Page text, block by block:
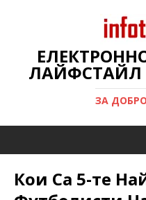
ЛАЙФСТАЙЛ
ЗА
Кои Са 5-те